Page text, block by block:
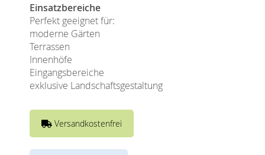
Einsatzbereiche
Perfekt geeignet für:
moderne Gärten
Terrassen
Innenhöfe
Eingangsbereiche
exklusive Landschaftsgestaltung
Versandkostenfrei